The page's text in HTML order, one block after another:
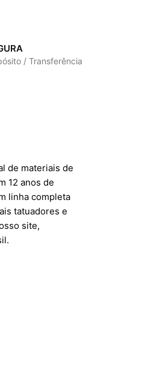
/ Transferência
de materiais de
12 anos de
linha completa
tatuadores e
site,